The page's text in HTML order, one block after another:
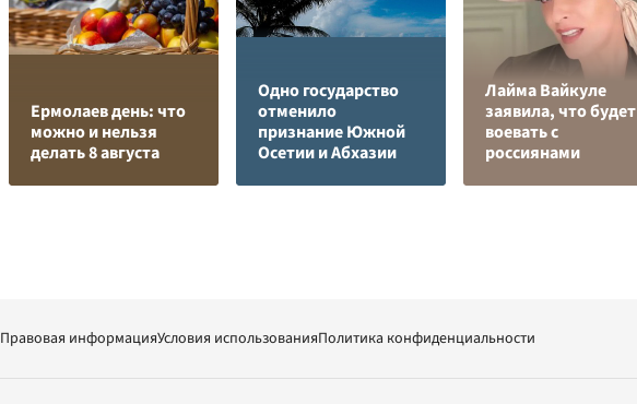
Ермолаев день: что
можно и нельзя
делать 8 августа
Одно государство
отменило
признание Южной
Осетии и Абхазии
Лайма Вайкуле
заявила, что будет
воевать с
россиянами
Правовая информацияУсловия использованияПолитика конфиденциальности